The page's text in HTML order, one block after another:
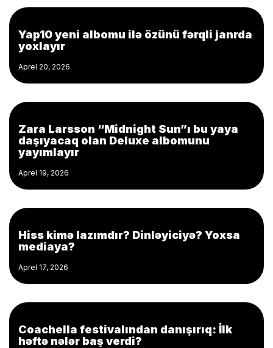
Yap10 yeni albomu ilə özünü fərqli janrda
yoxlayır
Aprel 20, 2026
Zara Larsson “Midnight Sun”ı bu yaya
daşıyacaq olan Deluxe albomunu
yayımlayır
Aprel 19, 2026
Hiss kimə lazımdır? Dinləyiciyə? Yoxsa
mediaya?
Aprel 17, 2026
Coachella festivalından danışırıq: İlk
həftə nələr baş verdi?